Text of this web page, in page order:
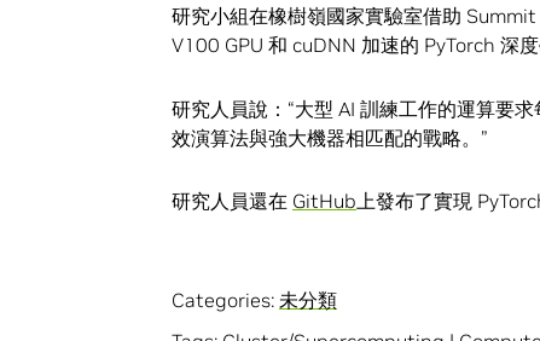
研究小組在橡樹嶺國家實驗室借助
V100 GPU 和 cuDNN 加速的 PyTorch 深
研究人員說：“大型 AI 訓練工作的運算要
效演算法與強大機器相匹配的戰略。”
研究人員還在 GitHub 上發布了實現
Categories: 未分類